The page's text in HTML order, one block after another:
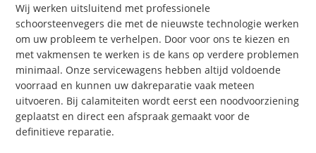
Wij werken uitsluitend met professionele
schoorsteenvegers die met de nieuwste technologie werken
om uw probleem te verhelpen. Door voor ons te kiezen en
met vakmensen te werken is de kans op verdere problemen
minimaal. Onze servicewagens hebben altijd voldoende
voorraad en kunnen uw dakreparatie vaak meteen
uitvoeren. Bij calamiteiten wordt eerst een noodvoorziening
geplaatst en direct een afspraak gemaakt voor de
definitieve reparatie.